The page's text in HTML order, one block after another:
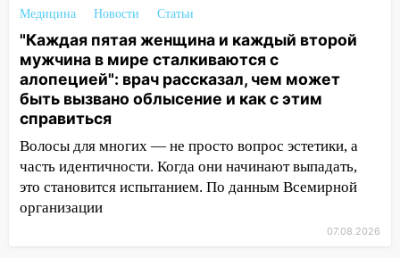
13:20
В Ульяновске за один день
обокрали женщину на пляже и
подростка в сквере
13:01 В Димитровграде мужчина
выбросил из машины страйкбольную
гранату: его задержали
12:34 На Ульяновскую область
надвигается сильнейшая непогода: град
и шквал до 27 м/с
Ульяновец хотел купить иномарку
Медицина Новости Статьи
"Каждая пятая женщина и каждый второй
мужчина в мире сталкиваются с
алопецией": врач рассказал, чем может
быть вызвано облысение и как с этим
справиться
Волосы для многих — не просто вопрос эстетики, а
часть идентичности. Когда они начинают выпадать,
это становится испытанием. По данным Всемирной
организации
07.08.2026